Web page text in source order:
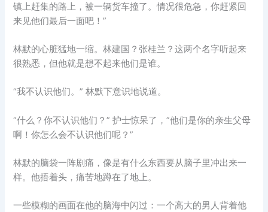
镇上赶集的路上，被一辆货车撞了。情况很危急，你赶紧回
来见他们最后一面吧！”
林默的心脏猛地一缩。林建国？张桂兰？这两个名字听起来
很熟悉，但他就是想不起来他们是谁。
“我不认识他们。” 林默下意识地说道。
“什么？你不认识他们？” 护士惊呆了，”他们是你的亲生父母
啊！你怎么会不认识他们呢？”
林默的脑袋一阵剧痛，像是有什么东西要从脑子里冲出来一
样。他捂着头，痛苦地蹲在了地上。
一些模糊的画面在他的脑海中闪过：一个高大的男人背着他